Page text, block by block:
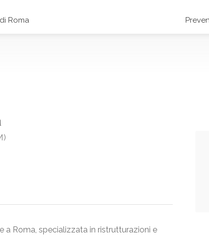
Roma
a Roma, specializzata in ristrutturazioni e